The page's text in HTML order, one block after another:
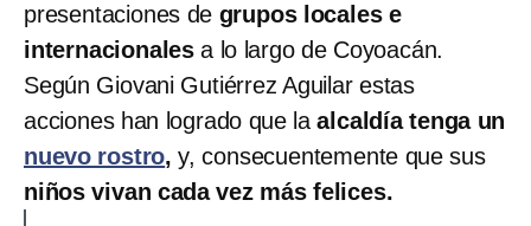
presentaciones de grupos locales e
internacionalesa lo largo de Coyoacán.
Según Giovani Gutiérrez Aguilar estas
acciones han logrado que laalcaldía tenga un
nuevo rostro, y, consecuentemente que sus
niños vivan cada vez más felices.